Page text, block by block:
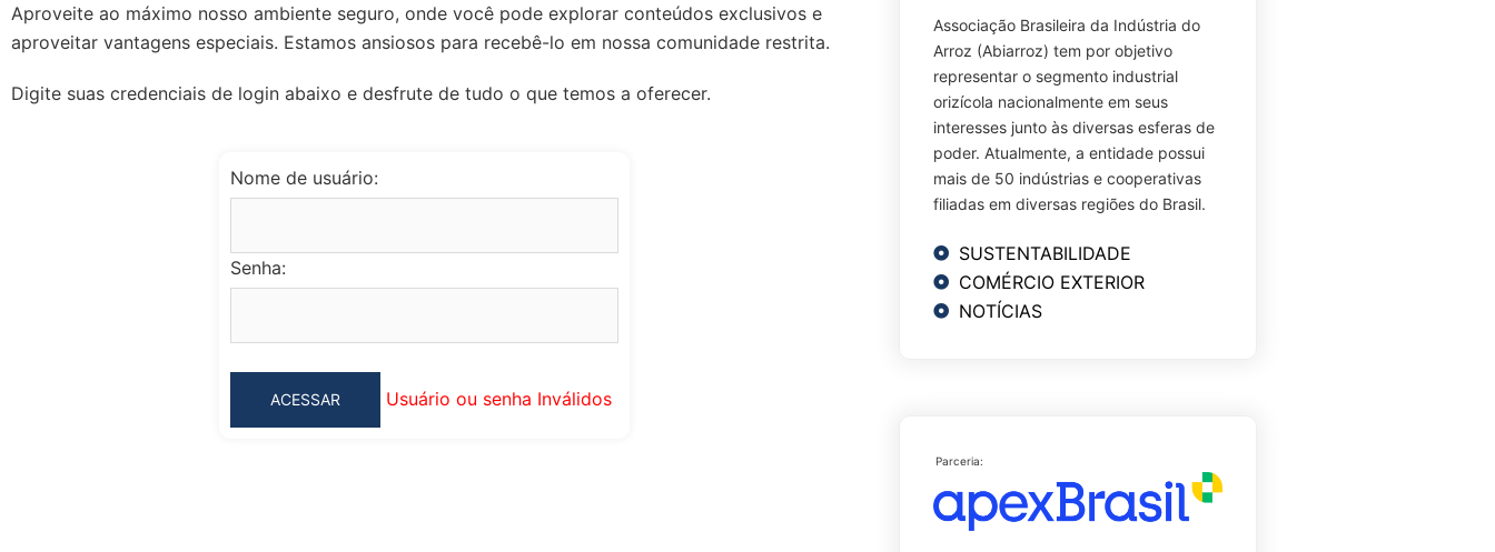
Aproveite ao máximo nosso ambiente seguro, onde você pode explorar conteúdos exclusivos e
aproveitar vantagens especiais. Estamos ansiosos para recebê-lo em nossa comunidade restrita.
Digite suas credenciais de login abaixo e desfrute de tudo o que temos a oferecer.
Nome de usuário:
Senha:
Usuário ou senha Inválidos
Associação Brasileira da Indústria do
Arroz (Abiarroz) tem por objetivo
representar o segmento industrial
orizícola nacionalmente em seus
interesses junto às diversas esferas de
poder. Atualmente, a entidade possui
mais de 50 indústrias e cooperativas
filiadas em diversas regiões do Brasil.
SUSTENTABILIDADE
COMÉRCIO EXTERIOR
NOTÍCIAS
Parceria: